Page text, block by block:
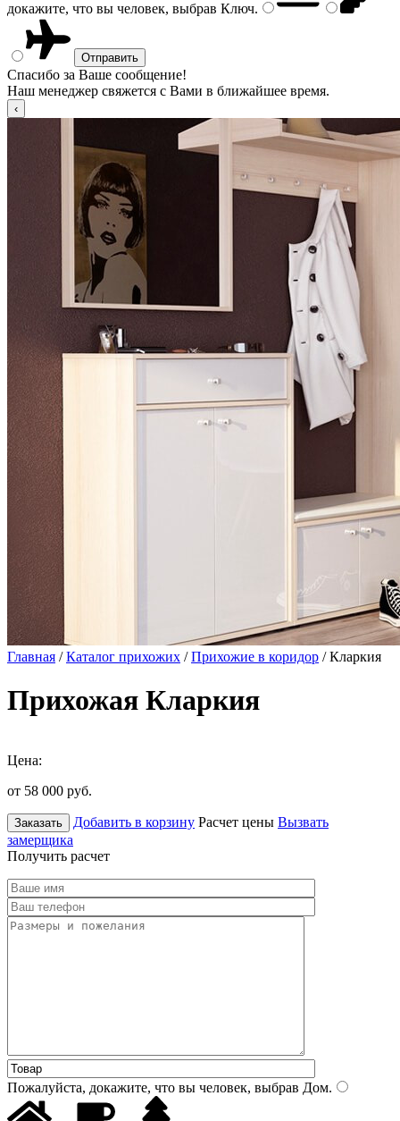
докажите, что вы человек, выбрав Ключ.
Спасибо за Ваше сообщение!
Наш менеджер свяжется с Вами в ближайшее время.
Главная /Каталог прихожих /Прихожие в коридор / Кларкия
Прихожая Кларкия
Цена:
от 58 000 руб.
Заказать Добавить в корзину Расчет цены Вызвать
замерщика
Получить расчет
Пожалуйста, докажите, что вы человек, выбрав Дом.